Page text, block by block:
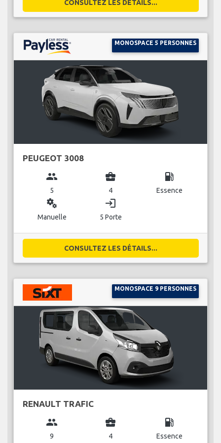
CONSULTEZ LES DÉTAILS...
MONOSPACE 5 PERSONNES
PEUGEOT 3008
group
5
business_center
4
local_gas_station
Essence
miscellaneous_services
Manuelle
login
5 Porte
CONSULTEZ LES DÉTAILS...
MONOSPACE 9 PERSONNES
RENAULT TRAFIC
group
9
business_center
4
local_gas_station
Essence